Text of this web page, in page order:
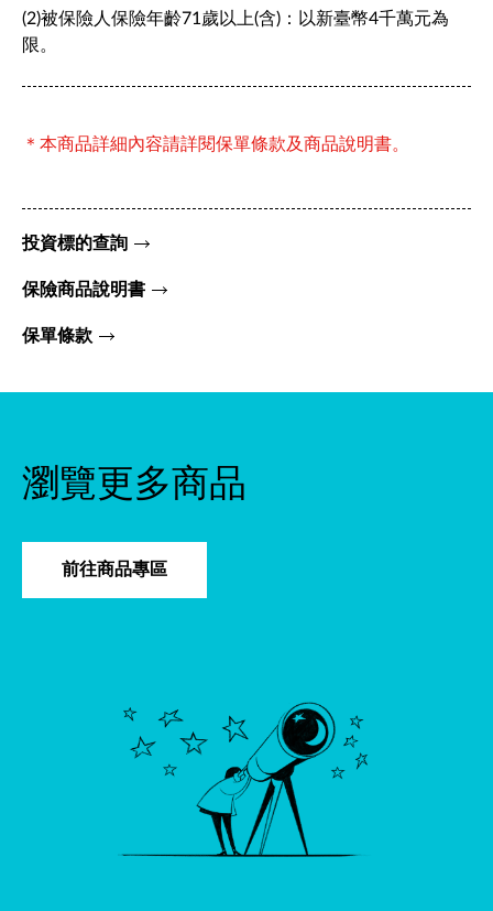
(2)被保險人保險年齡71歲以上(含)：以新臺幣4千萬元為
限。
＊本商品詳細內容請詳閱保單條款及商品說明書。
投資標的查詢
保險商品說明書
保單條款
瀏覽更多商品
前往商品專區